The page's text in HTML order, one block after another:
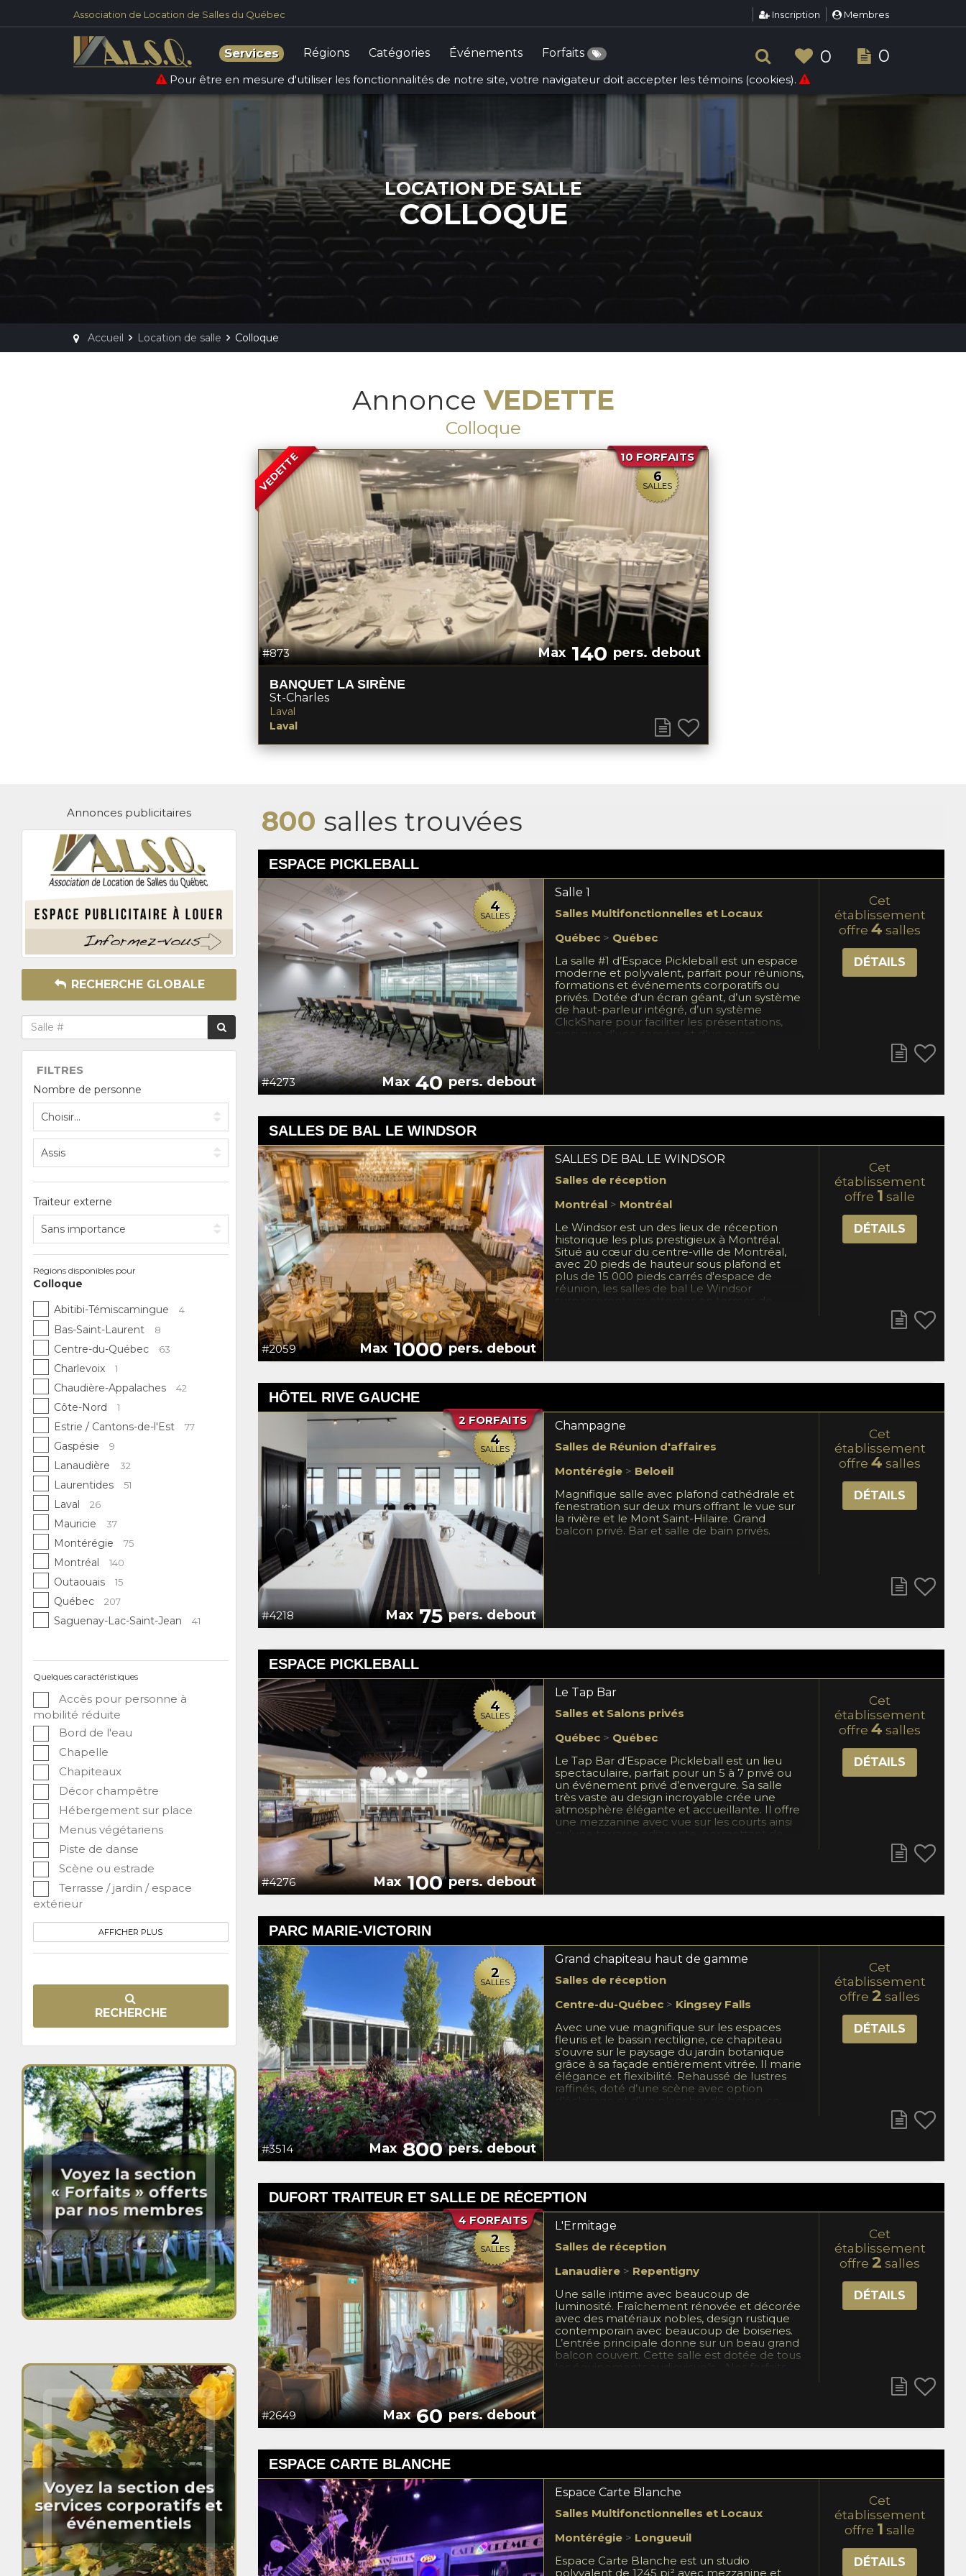
Association de Location de Salles du Québec Inscription Membres
Services Régions Catégories Événements Forfaits 0 0
Pour être en mesure d'utiliser les fonctionnalités de notre site, votre navigateur doit accepter les témoins (cookies).
LOCATION DE SALLE
COLLOQUE
Accueil Location de salle Colloque
Annonce VEDETTE
Colloque
VEDETTE 6
SALLES
10 FORFAITS
#873 Max140 pers. debout
BANQUET LA SIRÈNE
St-Charles
Laval
Laval
Annonces publicitaires
RECHERCHE GLOBALE
FILTRES
Nombre de personne
Traiteur externe
Régions disponibles pour
Colloque
Abitibi-Témiscamingue
4
Bas-Saint-Laurent 8
Centre-du-Québec 63
Charlevoix 1
Chaudière-Appalaches 42
Côte-Nord 1
Estrie / Cantons-de-l'Est 77
Gaspésie 9
Lanaudière 32
Laurentides 51
Laval 26
Mauricie 37
Montérégie 75
Montréal 140
Outaouais 15
Québec 207
Saguenay-Lac-Saint-Jean 41
Quelques caractéristiques
Accès pour personne à
mobilité réduite
Bord de l'eau
Chapelle
Chapiteaux
Décor champêtre
Hébergement sur place
Menus végétariens
Piste de danse
Scène ou estrade
Terrasse / jardin / espace
extérieur
AFFICHER PLUS
RECHERCHE
Voyez la section
« Forfaits » offerts
par nos membres
Voyez la section des
services corporatifs et
événementiels
800 salles trouvées
ESPACE PICKLEBALL
4
SALLES
#4273 Max40pers. debout
Salle 1
Salles Multifonctionnelles et Locaux
Québec> Québec
La salle #1 d’Espace Pickleball est un espace
moderne et polyvalent, parfait pour réunions,
formations et événements corporatifs ou
privés. Dotée d’un écran géant, d’un système
de haut-parleur intégré, d’un système
ClickShare pour faciliter les présentations,
ainsi que d’une caméra et d’un micro
contrôlable et un rideau motorisé,
besoins. Son balcon privé avec vue
unique. Située à côté du bar sportif, elle
permet de combiner travail et détente, avec
disponible sur place.
Cet
établissement
offre4 salles
DÉTAILS
SALLES DE BAL LE WINDSOR
#2059 Max1000pers. debout
SALLES DE BAL LE WINDSOR
Salles de réception
Montréal> Montréal
Le Windsor est un des lieux de réception
historique les plus prestigieux à Montréal.
Situé au cœur du centre-ville de Montréal,
avec 20 pieds de hauteur sous plafond et
plus de 15 000 pieds carrés d'espace de
réunion, les salles de bal Le Windsor
surpasseront vos attentes en termes de
pour s'assurer que votre expérience aux
inoubliable!
Cet
établissement
offre 1 salle
DÉTAILS
HÔTEL RIVE GAUCHE
4
SALLES
2 FORFAITS
#4218 Max75pers. debout
Champagne
Salles de Réunion d'affaires
Montérégie> Beloeil
Magnifique salle avec plafond cathédrale et
fenestration sur deux murs offrant le vue sur
la rivière et le Mont Saint-Hilaire. Grand
balcon privé. Bar et salle de bain privés.
Cet
établissement
offre4 salles
DÉTAILS
ESPACE PICKLEBALL
4
SALLES
#4276 Max100pers. debout
Le Tap Bar
Salles et Salons privés
Québec> Québec
Le Tap Bar d’Espace Pickleball est un lieu
spectaculaire, parfait pour un 5 à 7 privé ou
un événement privé d’envergure. Sa salle
très vaste au design incroyable crée une
atmosphère élégante et accueillante. Il offre
une mezzanine avec vue sur les courts ainsi
qu’une terrasse adjacente, permettant de
et plaisir dans un cadre unique.
Cet
établissement
offre4 salles
DÉTAILS
PARC MARIE-VICTORIN
2
SALLES
#3514 Max800pers. debout
Grand chapiteau haut de gamme
Salles de réception
Centre-du-Québec> Kingsey Falls
Avec une vue magnifique sur les espaces
fleuris et le bassin rectiligne, ce chapiteau
s’ouvre sur le paysage du jardin botanique
grâce à sa façade entièrement vitrée. Il marie
élégance et flexibilité. Rehaussé de lustres
raffinés, doté d’une scène avec option
d’éclairage et d’un plancher de béton, ce
service de bar, équipement audio, location
cuisine, décorations florales et bien plus
encore. Composez l’ambiance qui vous
ressemble ! *Disponible de juin à octobre.
Cet
établissement
offre2 salles
DÉTAILS
DUFORT TRAITEUR ET SALLE DE RÉCEPTION
2
SALLES
4 FORFAITS
#2649 Max60pers. debout
L'Ermitage
Salles de réception
Lanaudière> Repentigny
Une salle intime avec beaucoup de
luminosité. Fraîchement rénovée et décorée
avec des matériaux nobles, design rustique
contemporain avec beaucoup de boiseries.
L’entrée principale donne sur un beau grand
balcon couvert. Cette salle est dotée de tous
les équipements audiovisuels. . Nos forfaits
afin de visionner le menu complet.
Cet
établissement
offre2 salles
DÉTAILS
ESPACE CARTE BLANCHE
Espace Carte Blanche
Salles Multifonctionnelles et Locaux
Montérégie> Longueuil
Espace Carte Blanche est un studio
polyvalent de 1245 pi² avec mezzanine et
Cet
établissement
offre 1 salle
DÉTAILS